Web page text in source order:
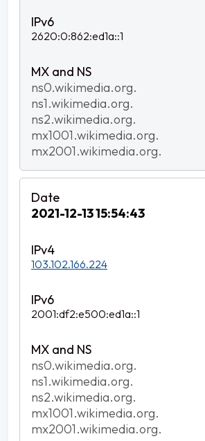
2620:0:862:ed1a::1
ns0.wikimedia.org.
ns1.wikimedia.org.
ns2.wikimedia.org.
mx1001.wikimedia.org.
mx2001.wikimedia.org.
2021-12-13 15:54:43
103.102.166.224
2001:df2:e500:ed1a::1
ns0.wikimedia.org.
ns1.wikimedia.org.
ns2.wikimedia.org.
mx1001.wikimedia.org.
mx2001.wikimedia.org.